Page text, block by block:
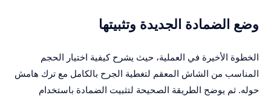
وضع الضمادة الجديدة وتثبيتها
الخطوة الأخيرة في العملية، حيث يشرح كيفية اختيار الحجم
المناسب من الشاش المعقم لتغطية الجرح بالكامل مع ترك هامش
حوله. ثم يوضح الطريقة الصحيحة لتثبيت الضمادة باستخدام